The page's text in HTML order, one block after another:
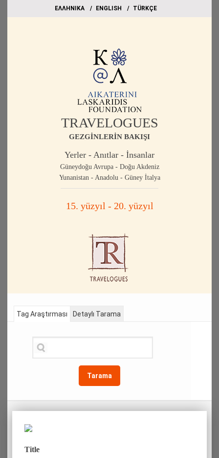
EΛΛΗΝΙΚΑ ΕΝGLISH TÜRKÇE
TRAVELOGUES
GEZGİNLERİN BAKIŞI
Yerler - Anıtlar - İnsanlar
Güneydoğu Avrupa - Doğu Akdeniz
Yunanistan - Anadolu - Güney İtalya
15. yüzyıl - 20. yüzyıl
Tag Araştırması
Tarama
Detaylı Tarama
Title